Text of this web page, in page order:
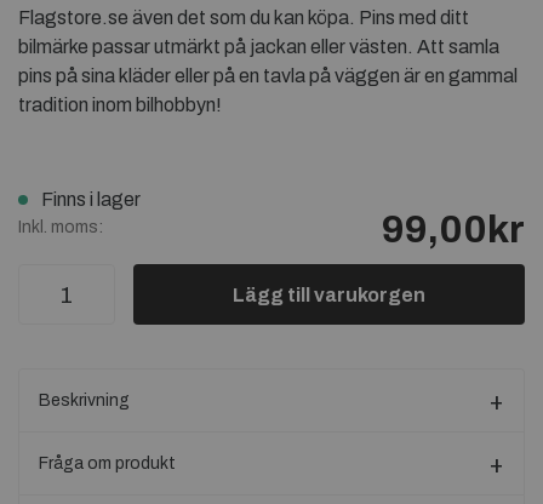
Flagstore.se även det som du kan köpa. Pins med ditt
bilmärke passar utmärkt på jackan eller västen. Att samla
pins på sina kläder eller på en tavla på väggen är en gammal
tradition inom bilhobbyn!
Finns i lager
Inkl. moms: 99,00kr
Lägg till varukorgen
Beskrivning
Fråga om produkt